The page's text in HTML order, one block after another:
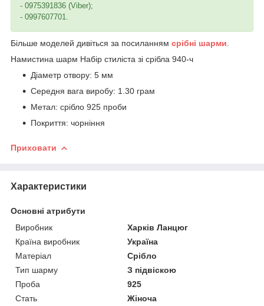
- 0975391836 (Viber);
- 0997607701.
Більше моделей дивіться за посиланням срібні шарми
Намистина шарм Набір стиліста зі срібла 940-ч
Діаметр отвору: 5 мм
Середня вага виробу: 1.30 грам
Метал: срібло 925 проби
Покриття: чорніння
Приховати
Характеристики
Основні атрибути
Виробник
Харків Ланцюг
Країна виробник
Україна
Матеріал
Срібло
Тип шарму
З підвіскою
Проба
925
Стать
Жіноча